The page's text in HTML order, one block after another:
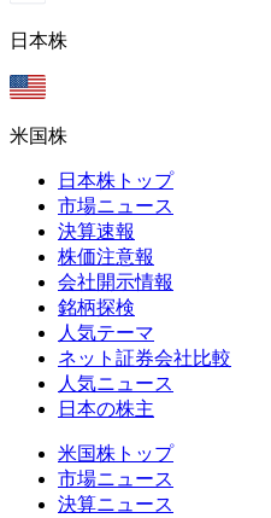
日本株
米国株
日本株トップ
市場ニュース
決算速報
株価注意報
会社開示情報
銘柄探検
人気テーマ
ネット証券会社比較
人気ニュース
日本の株主
米国株トップ
市場ニュース
決算ニュース